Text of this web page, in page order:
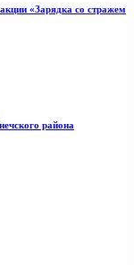
«Зарядка со стражем
района